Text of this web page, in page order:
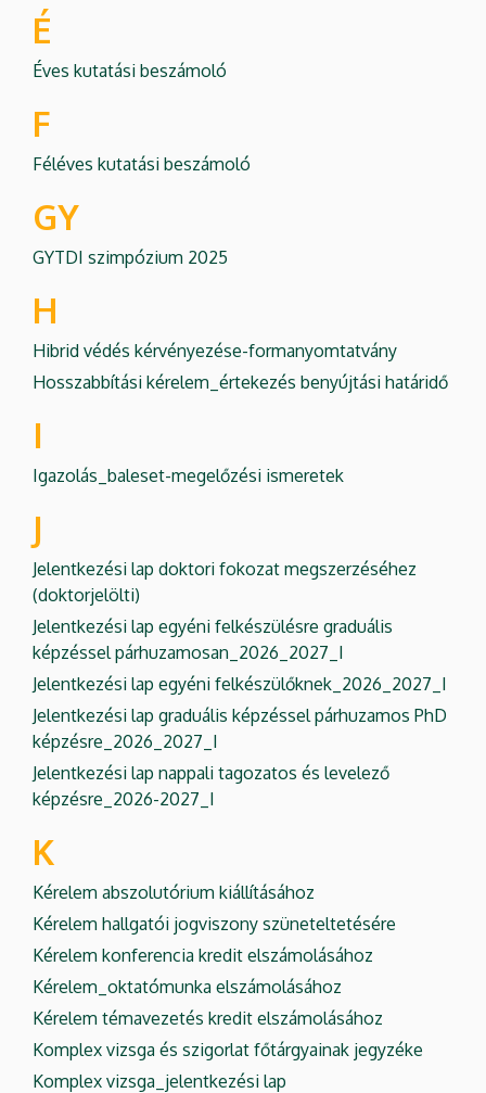
É
Éves kutatási beszámoló
F
Féléves kutatási beszámoló
GY
GYTDI szimpózium 2025
H
Hibrid védés kérvényezése-formanyomtatvány
Hosszabbítási kérelem_értekezés benyújtási határidő
I
Igazolás_baleset-megelőzési ismeretek
J
Jelentkezési lap doktori fokozat megszerzéséhez
(doktorjelölti)
Jelentkezési lap egyéni felkészülésre graduális
képzéssel párhuzamosan_2026_2027_I
Jelentkezési lap egyéni felkészülőknek_2026_2027_I
Jelentkezési lap graduális képzéssel párhuzamos PhD
képzésre_2026_2027_I
Jelentkezési lap nappali tagozatos és levelező
képzésre_2026-2027_I
K
Kérelem abszolutórium kiállításához
Kérelem hallgatói jogviszony szüneteltetésére
Kérelem konferencia kredit elszámolásához
Kérelem_oktatómunka elszámolásához
Kérelem témavezetés kredit elszámolásához
Komplex vizsga és szigorlat főtárgyainak jegyzéke
Komplex vizsga_jelentkezési lap